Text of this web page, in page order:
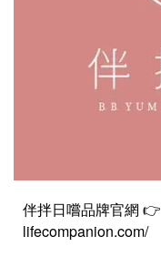
伴拌日嚐品牌官網 👉
lifecompanion.com/